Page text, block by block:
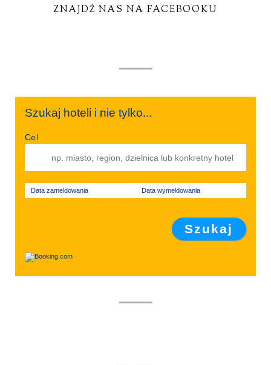
ZNAJDŹ NAS NA FACEBOOKU
Szukaj hoteli i nie tylko...
Cel
Data zameldowania Data wymeldowania